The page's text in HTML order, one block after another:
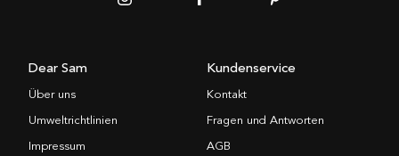
Dear Sam
Über uns
Umweltrichtlinien
Impressum
Kundenservice
Kontakt
Fragen und Antworten
AGB